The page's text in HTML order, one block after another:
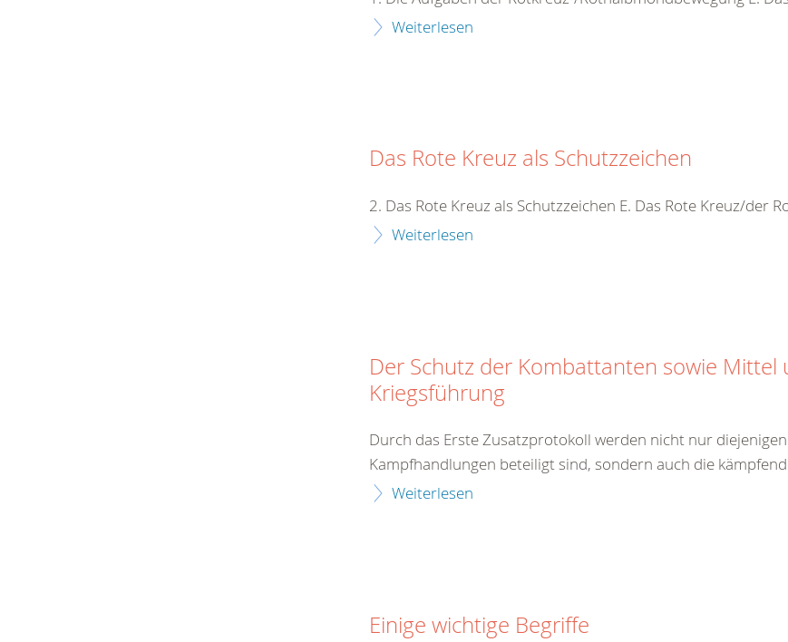
Weiterlesen
Das Rote Kreuz als Schutzzeichen
2. Das Rote Kreuz als Schutzzeichen E. Das Rote Kreuz/der
Weiterlesen
Der Schutz der Kombattanten sowie
Kriegsführung
Durch das Erste Zusatzprotokoll werden nicht nur
Kampfhandlungen beteiligt sind, sondern auch die
Weiterlesen
Einige wichtige Begriffe